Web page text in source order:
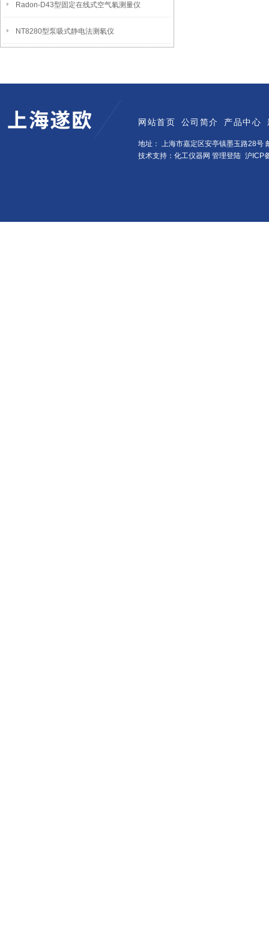
Radon-D43型固定在线式空气氡测量仪
NT8280型泵吸式静电法测氡仪
网站首页 公司简介 产品中心
地址： 上海市嘉定区安亭镇墨玉路28号
技术支持：化工仪器网 管理登陆 沪ICP